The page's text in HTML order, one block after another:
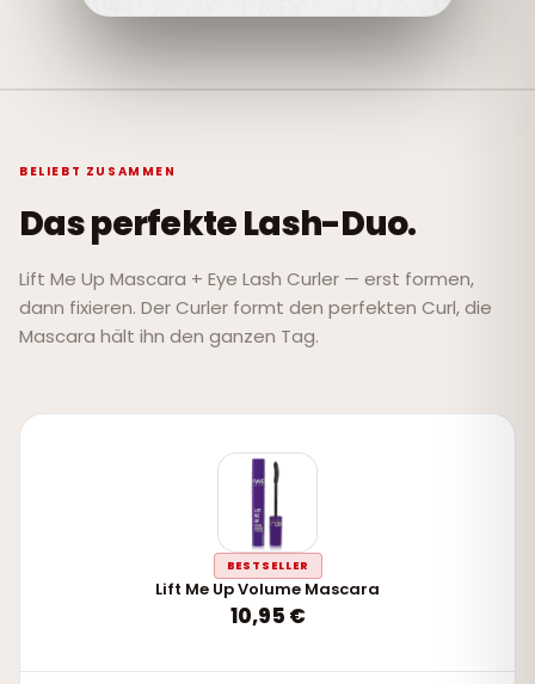
BELIEBT ZUSAMMEN
Das perfekte Lash-Duo.
Lift Me Up Mascara + Eye Lash Curler — erst formen,
dann fixieren. Der Curler formt den perfekten Curl, die
Mascara hält ihn den ganzen Tag.
BESTSELLER
Lift Me Up Volume Mascara
10,95 €